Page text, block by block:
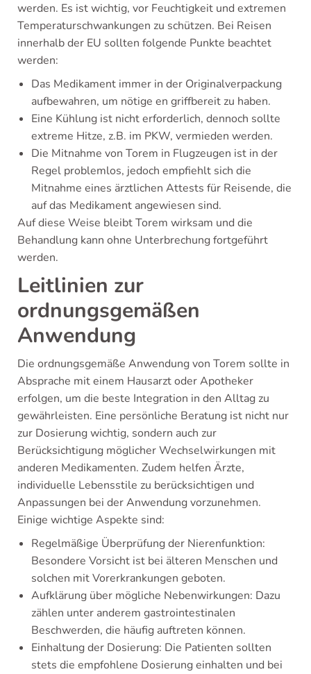
werden. Es ist wichtig, vor Feuchtigkeit und extremen
Temperaturschwankungen zu schützen. Bei Reisen
innerhalb der EU sollten folgende Punkte beachtet
werden:
Das Medikament immer in der Originalverpackung
aufbewahren, um nötige en griffbereit zu haben.
Eine Kühlung ist nicht erforderlich, dennoch sollte
extreme Hitze, z.B. im PKW, vermieden werden.
Die Mitnahme von Torem in Flugzeugen ist in der
Regel problemlos, jedoch empfiehlt sich die
Mitnahme eines ärztlichen Attests für Reisende, die
auf das Medikament angewiesen sind.
Auf diese Weise bleibt Torem wirksam und die
Behandlung kann ohne Unterbrechung fortgeführt
werden.
Leitlinien zur
ordnungsgemäßen
Anwendung
Die ordnungsgemäße Anwendung von Torem sollte in
Absprache mit einem Hausarzt oder Apotheker
erfolgen, um die beste Integration in den Alltag zu
gewährleisten. Eine persönliche Beratung ist nicht nur
zur Dosierung wichtig, sondern auch zur
Berücksichtigung möglicher Wechselwirkungen mit
anderen Medikamenten. Zudem helfen Ärzte,
individuelle Lebensstile zu berücksichtigen und
Anpassungen bei der Anwendung vorzunehmen.
Einige wichtige Aspekte sind:
Regelmäßige Überprüfung der Nierenfunktion:
Besondere Vorsicht ist bei älteren Menschen und
solchen mit Vorerkrankungen geboten.
Aufklärung über mögliche Nebenwirkungen: Dazu
zählen unter anderem gastrointestinalen
Beschwerden, die häufig auftreten können.
Einhaltung der Dosierung: Die Patienten sollten
stets die empfohlene Dosierung einhalten und bei